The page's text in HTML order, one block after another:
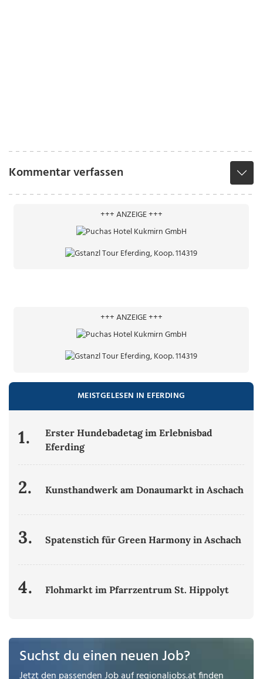
Kommentar verfassen
+++ ANZEIGE +++
+++ ANZEIGE +++
MEISTGELESEN IN EFERDING
1.
Erster Hundebadetag im Erlebnisbad
Eferding
2. Kunsthandwerk am Donaumarkt in Aschach
3. Spatenstich für Green Harmony in Aschach
4. Flohmarkt im Pfarrzentrum St. Hippolyt
Suchst du einen neuen Job?
Jetzt den passenden Job aufregionaljobs.atfinden